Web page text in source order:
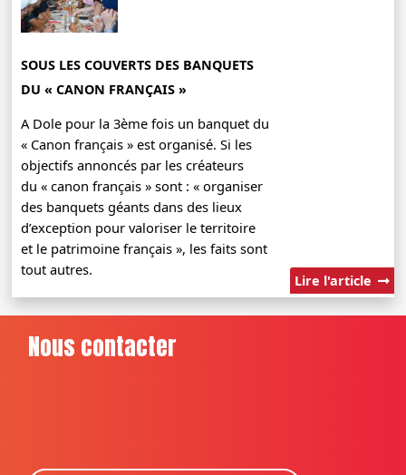
SOUS LES COUVERTS DES BANQUETS
DU « CANON FRANÇAIS »
A Dole pour la 3ème fois un banquet du
« Canon français » est organisé. Si les
objectifs annoncés par les créateurs
du « canon français » sont : « organiser
des banquets géants dans des lieux
d’exception pour valoriser le territoire
et le patrimoine français », les faits sont
tout autres.
Lire l'article
Nous contacter